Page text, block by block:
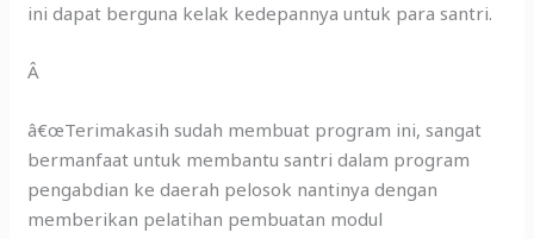
ini dapat berguna kelak kedepannya untuk para santri.
Â
â€œTerimakasih sudah membuat program ini, sangat
bermanfaat untuk membantu santri dalam program
pengabdian ke daerah pelosok nantinya dengan
memberikan pelatihan pembuatan modul